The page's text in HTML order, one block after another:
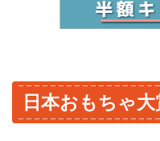
日本おもちゃ